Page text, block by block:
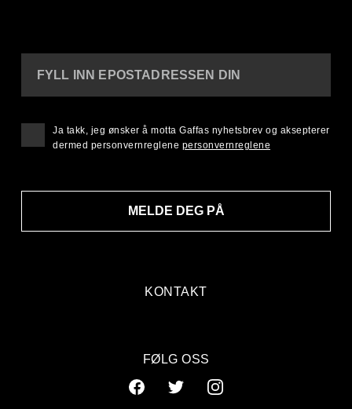
KONTAKT
FYLL INN EPOSTADRESSEN DIN
MELDE DEG PÅ
Ja takk, jeg ønsker å motta Gaffas nyhetsbrev og aksepterer
dermed personvernreglene personvernreglene
FØLG OSS